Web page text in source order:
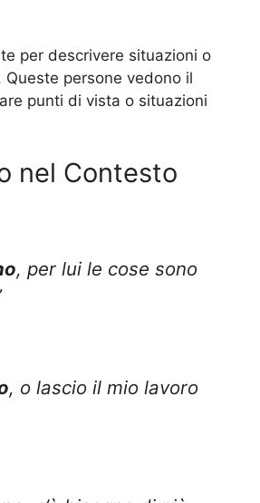
per descrivere situazioni o
Queste persone vedono il
punti di vista o situazioni
nel Contesto
, per lui le cose sono
, o lascio il mio lavoro